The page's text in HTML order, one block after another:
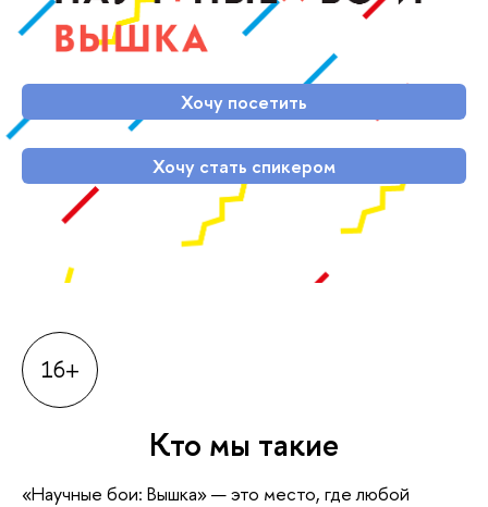
Хочу посетить
Хочу стать спикером
16+
Кто мы такие
«Научные бои: Вышка» — это место, где любой